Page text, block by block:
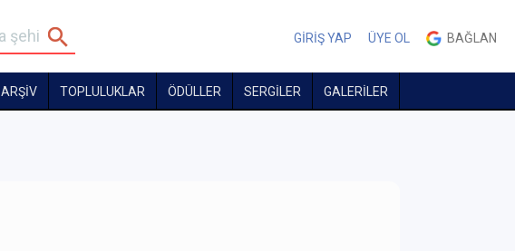
GİRİŞ YAP ÜYE OL BAĞLAN
ARŞİV TOPLULUKLAR ÖDÜLLER SERGİLER GALERİLER